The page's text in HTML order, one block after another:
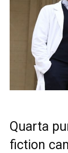
Quarta
fiction